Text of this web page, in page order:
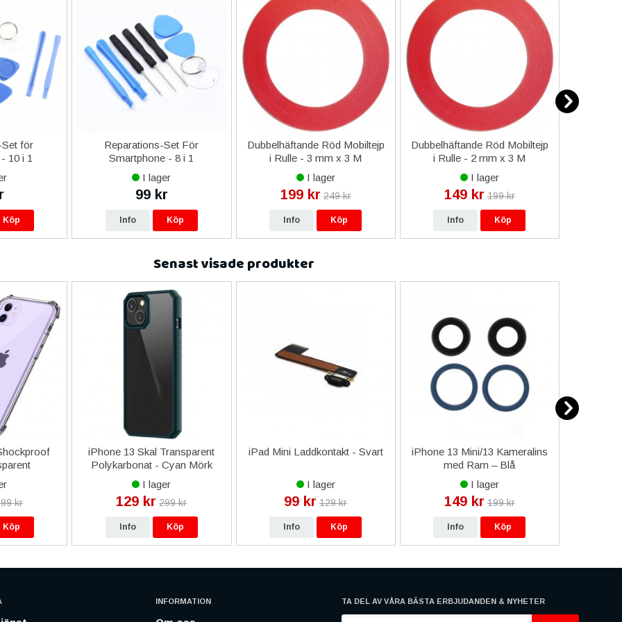
Set för
10 i 1
Köp
Reparations-Set För
Smartphone - 8 i 1
I lager
99 kr
Info Köp
Dubbelhäftande Röd Mobiltejp
i Rulle - 3 mm x 3 M
I lager
199 kr 249 kr
Info Köp
Dubbelhäftande Röd Mobiltejp
i Rulle - 2 mm x 3 M
I lager
149 kr 199 kr
Info Köp
Senast visade produkter
kr
Köp
iPhone 13 Skal Transparent
Polykarbonat - Cyan Mörk
I lager
129 kr 299 kr
Info Köp
iPad Mini Laddkontakt - Svart
I lager
99 kr 129 kr
Info Köp
iPhone 13 Mini/13 Kameralins
med Ram – Blå
I lager
149 kr 199 kr
Info Köp
INFORMATION TA DEL AV VÅRA BÄSTA ERBJUDANDEN & NYHETER